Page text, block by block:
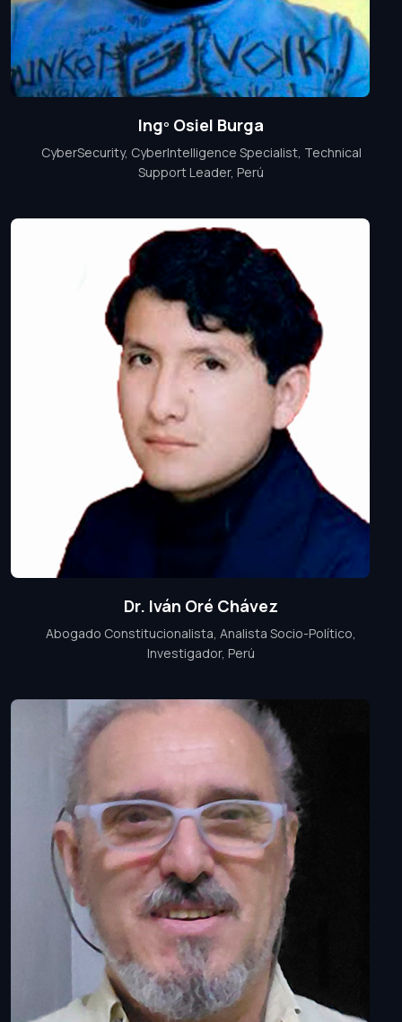
Ingº Osiel Burga
CyberSecurity, CyberIntelligence Specialist, Technical
Support Leader, Perú
Dr. Iván Oré Chávez
Abogado Constitucionalista, Analista Socio-Político,
Investigador, Perú